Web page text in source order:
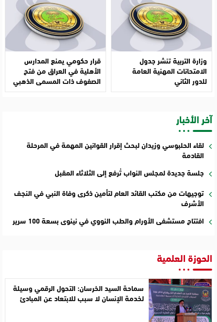
وزارة التربية تنشر جدول
الامتحانات المهنية العامة
للدور الثاني
قرار حكومي يمنع المدارس
الأهلية في العراق من فتح
الصفوف ذات المسمى الذهبي
آخر الأخبار
لقاء الحلبوسي وزيدان لبحث إقرار القوانين المهمة في المرحلة
القادمة
جلسة جديدة لمجلس النواب تُرفع إلى الثلاثاء المقبل
توجيهات من مكتب القائد العام لتأمين ذكرى وفاة النبي في النجف
الأشرف
افتتاح مستشفى الأورام والطب النووي في نينوى بسعة 100 سرير
الحوزة العلمية
سماحة السيد الخرسان: التحول الرقمي وسيلة
لخدمة الإنسان لا سبب للابتعاد عن المبادئ